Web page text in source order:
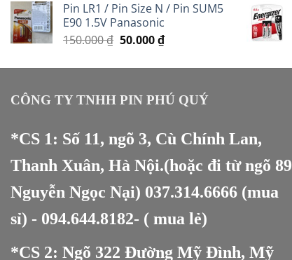
Pin LR1 / Pin Size N / Pin SUM5
E90 1.5V Panasonic
150.000₫ Giá
là:
50.000₫Giá
tại
50.000 ₫.
CÔNG TY TNHH PIN PHÚ QUÝ
*CS 1: Số 11, ngõ 3, Cù Chính Lan,
Thanh Xuân, Hà Nội.(hoặc đi từ ngõ 89
Nguyễn Ngọc Nại) 037.314.6666 (mua
sỉ) - 094.644.8182- ( mua lẻ)
*CS 2: Ngõ 322 Đường Mỹ Đình, Mỹ